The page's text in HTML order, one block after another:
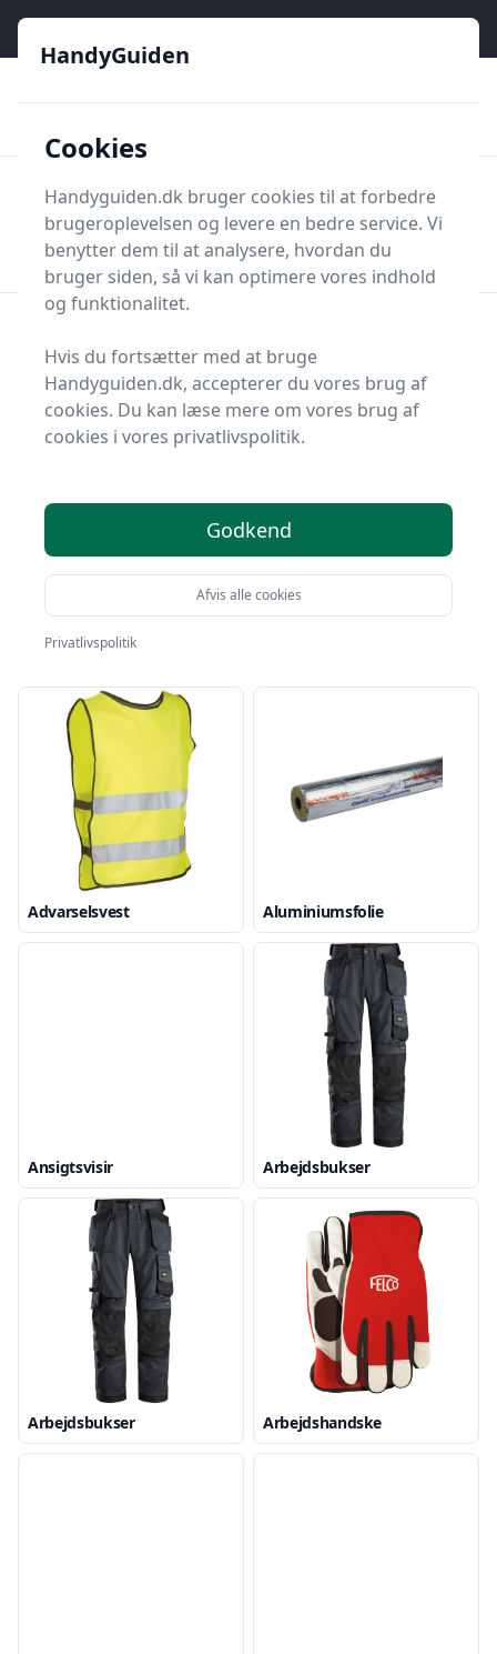
HandyGuiden
Søg nu
Søg nu
Forside
Arbejdstøj og -sikkerhed
Advarselsskilt
Advarselsvest Aluminiumsfolie
Ansigtsvisir Arbejdsbukser
Arbejdsbukser Arbejdshandske
HandyGuiden
Cookies
Handyguiden.dk bruger cookies til at forbedre
brugeroplevelsen og levere en bedre service. Vi
benytter dem til at analysere, hvordan du
bruger siden, så vi kan optimere vores indhold
og funktionalitet.
Hvis du fortsætter med at bruge
Handyguiden.dk, accepterer du vores brug af
cookies. Du kan læse mere om vores brug af
cookies i vores privatlivspolitik.
Godkend
Afvis alle cookies
Privatlivspolitik